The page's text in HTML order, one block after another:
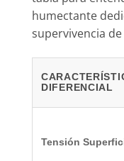
humectante
supervivencia
DIFERENCIAL
Tensión